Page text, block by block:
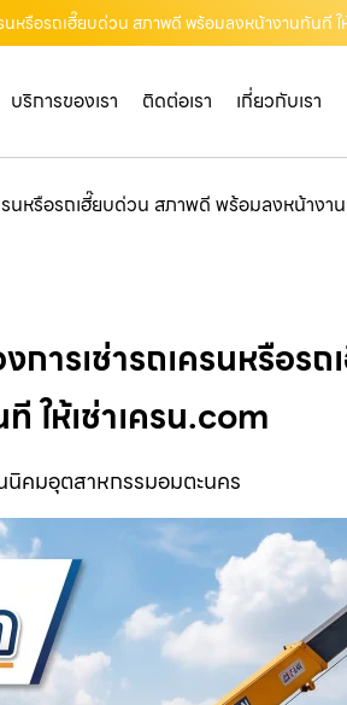
หรือรถเฮี๊ยบด่วน สภาพดี พร้อมลงหน้างานทันที ใ
บริการของเรา ติดต่อเรา เกี่ยวกับเรา
หรือรถเฮี๊ยบด่วน สภาพดี พร้อมลงหน้างา
ารเช่ารถเครนหรือร
ให้เช่าเครน.com
นิคมอุตสาหกรรมอมตะนคร